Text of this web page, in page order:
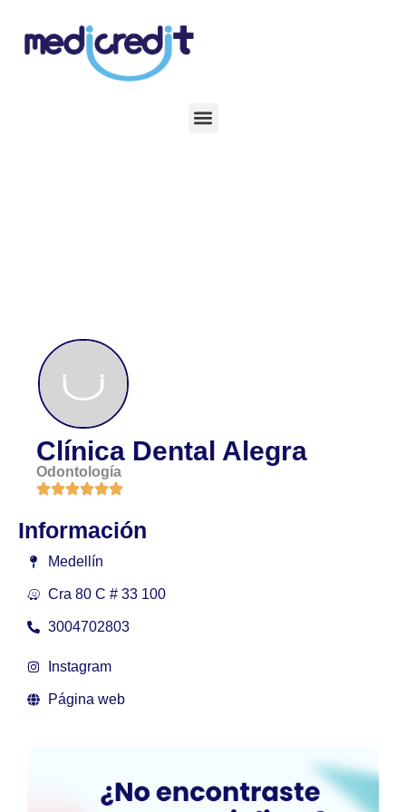
Clínica Dental Alegra
Odontología
Información
Medellín
Cra 80 C # 33 100
3004702803
Instagram
Página web